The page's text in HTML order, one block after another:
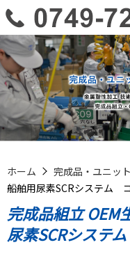
ホーム
完成品・ユニッ
船舶用尿素SCRシステム
完成品組立
尿素SCRシステ